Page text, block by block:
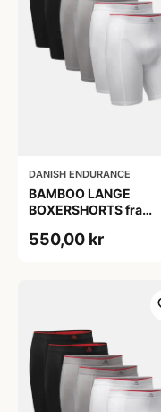
DANISH ENDURANCE
BAMBOO LANGE
BOXERSHORTS fra
Sort/Rød | Grå | Hvid
550,00 kr